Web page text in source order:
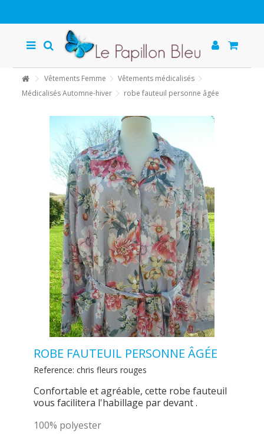
Vêtements Femme
Vêtements médicalisés
Médicalisés Automne-hiver
robe fauteuil personne âgée
ROBE FAUTEUIL PERSONNE ÂGÉE
Reference: chris fleurs rouges
Confortable et agréable, cette robe fauteuil
vous facilitera l'habillage par devant .
100% polyester